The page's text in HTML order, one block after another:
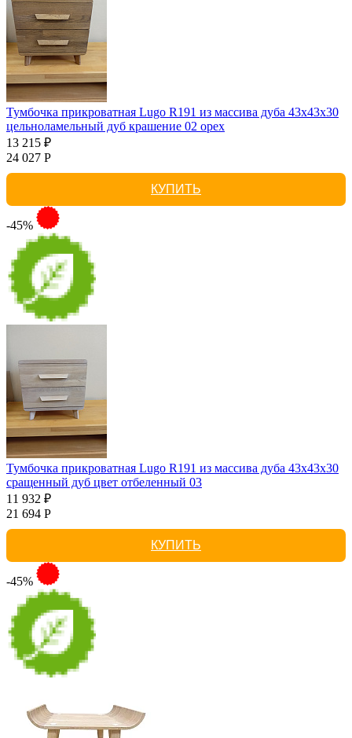
Тумбочка прикроватная Lugo R191 из массива дуба 43х43х30
цельноламельный дуб крашение 02 орех
13 215 ₽
24 027 Р
КУПИТЬ
-45%
Тумбочка прикроватная Lugo R191 из массива дуба 43х43х30
сращенный дуб цвет отбеленный 03
11 932 ₽
21 694 Р
КУПИТЬ
-45%